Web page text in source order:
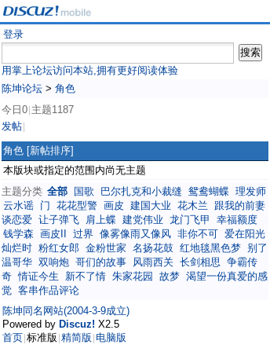
登录
用掌上论坛访问本站,拥有更好阅读体验
陈坤论坛 > 角色
今日0 主题1187
发帖
角色 [新帖排序]
本版块或指定的范围内尚无主题
主题分类 全部 国歌 巴尔扎克和小裁缝 鸳鸯蝴蝶 理发师
云水谣 门 花花型警 画皮 建国大业 花木兰
跟我的前妻
谈恋爱 让子弹飞 肩上蝶 建党伟业 龙门飞甲
幸福额度
钱学森 画皮II 过界 像雾像雨又像风 非你不可 爱在阳光
灿烂时 粉红女郎 金粉世家 名扬花鼓 红地毯黑色梦 别了
温哥华 双响炮 哥们的故事 风雨西关 长剑相思 争霸传
奇 情证今生 新不了情 朱家花园 故梦 渴望一份真爱的感
觉 客串作品评论
陈坤同名网站(2004-3-9成立)
Powered by Discuz! X2.5
首页 标准版 精简版 电脑版